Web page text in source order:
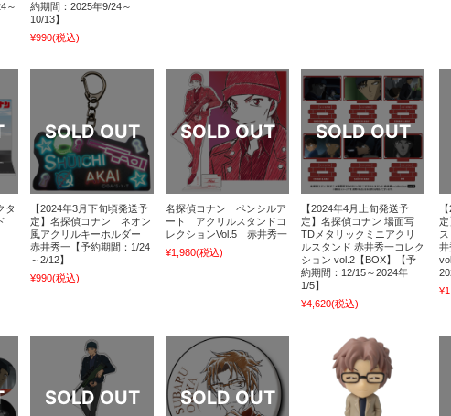
～
約期間：2025年9/24～
10/13】
¥990(税込)
タ
【2024年3月下旬頃発送予
定】名探偵コナン ネオン
風アクリルキーホルダー
赤井秀一【予約期間：1/24
～2/12】
¥990(税込)
名探偵コナン ペンシルア
ート アクリルスタンドコ
レクションVol.5 赤井秀一
¥1,980(税込)
【2024年4月上旬発送予
定】名探偵コナン 場面写
TDメタリックミニアクリ
ルスタンド 赤井秀一コレク
ション vol.2【BOX】【予
約期間：12/15～2024年
1/5】
¥4,620(税込)
井